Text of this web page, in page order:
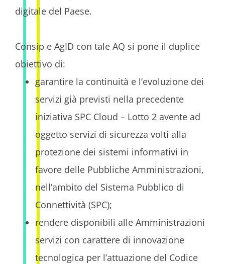
digitale del Paese.
Consip e AgID con tale AQ si pone il duplice
obiettivo di:
garantire la continuità e l’evoluzione dei
servizi già previsti nella precedente
iniziativa SPC Cloud – Lotto 2 avente ad
oggetto servizi di sicurezza volti alla
protezione dei sistemi informativi in
favore delle Pubbliche Amministrazioni,
nell’ambito del Sistema Pubblico di
Connettività (SPC);
rendere disponibili alle Amministrazioni
servizi con carattere di innovazione
tecnologica per l’attuazione del Codice